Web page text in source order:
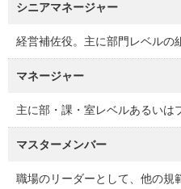
シニアマネージャー
経営補佐役。主に部門レベルの
マネージャー
主に部・課・室レベルあるいは
マスターメンバー
職場のリーダーとして、他の規